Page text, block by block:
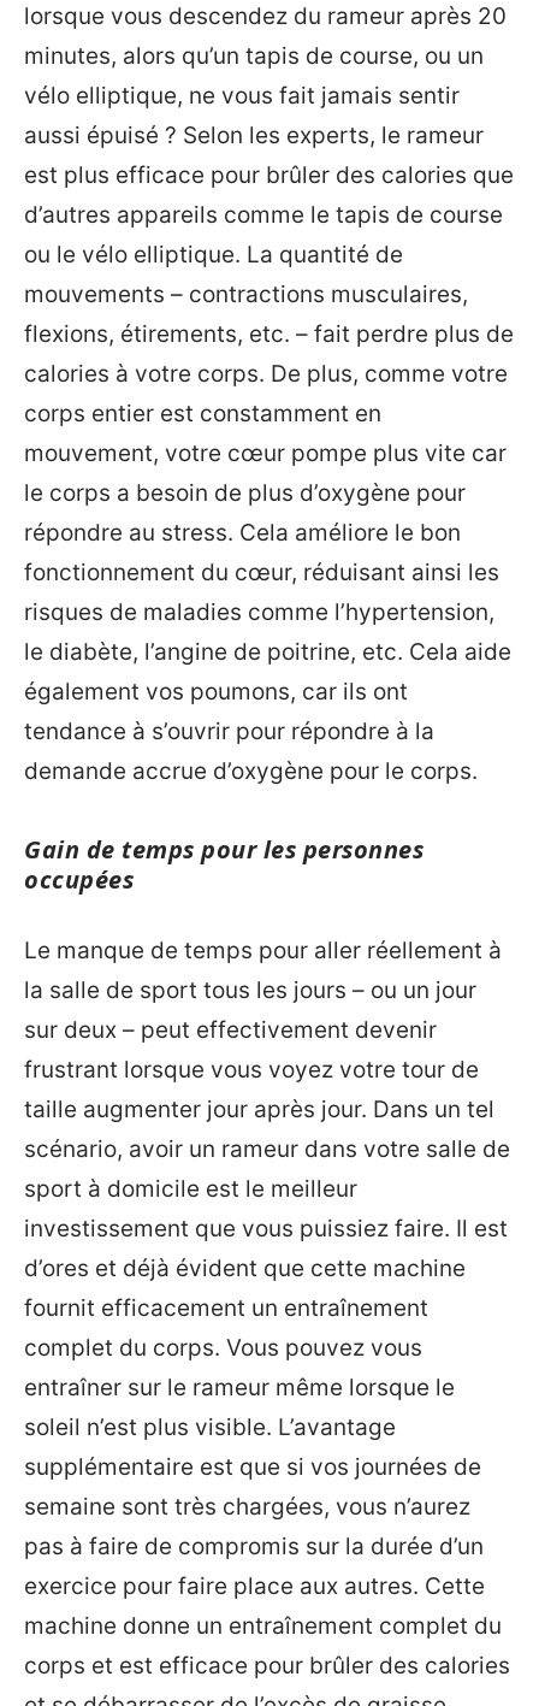
lorsque vous descendez du rameur après 20
minutes, alors qu’un tapis de course, ou un
vélo elliptique, ne vous fait jamais sentir
aussi épuisé ? Selon les experts, le rameur
est plus efficace pour brûler des calories que
d’autres appareils comme le tapis de course
ou le vélo elliptique. La quantité de
mouvements – contractions musculaires,
flexions, étirements, etc. – fait perdre plus de
calories à votre corps. De plus, comme votre
corps entier est constamment en
mouvement, votre cœur pompe plus vite car
le corps a besoin de plus d’oxygène pour
répondre au stress. Cela améliore le bon
fonctionnement du cœur, réduisant ainsi les
risques de maladies comme l’hypertension,
le diabète, l’angine de poitrine, etc. Cela aide
également vos poumons, car ils ont
tendance à s’ouvrir pour répondre à la
demande accrue d’oxygène pour le corps.
Gain de temps pour les personnes
occupées
Le manque de temps pour aller réellement à
la salle de sport tous les jours – ou un jour
sur deux – peut effectivement devenir
frustrant lorsque vous voyez votre tour de
taille augmenter jour après jour. Dans un tel
scénario, avoir un rameur dans votre salle de
sport à domicile est le meilleur
investissement que vous puissiez faire. Il est
d’ores et déjà évident que cette machine
fournit efficacement un entraînement
complet du corps. Vous pouvez vous
entraîner sur le rameur même lorsque le
soleil n’est plus visible. L’avantage
supplémentaire est que si vos journées de
semaine sont très chargées, vous n’aurez
pas à faire de compromis sur la durée d’un
exercice pour faire place aux autres. Cette
machine donne un entraînement complet du
corps et est efficace pour brûler des calories